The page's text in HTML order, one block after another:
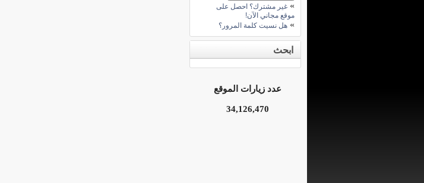
» غير مشترك؟ احصل على
موقع مجاني الآن!
» هل نسيت كلمة المرور؟
ابحث
عدد زيارات الموقع
34,126,470